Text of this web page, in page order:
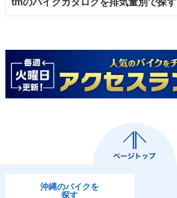
tmのバイクカタログを排気量別で探す
沖縄のバイクを
探す